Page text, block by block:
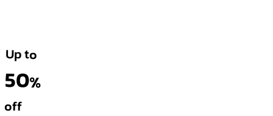
Up to
50%
off